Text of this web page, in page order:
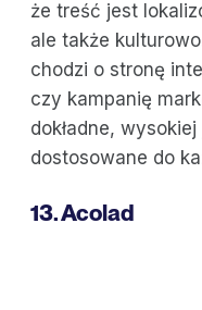
że treść jest
ale także
chodzi o stronę
czy kampanię
dokładne,
dostosowane do
13. Acolad